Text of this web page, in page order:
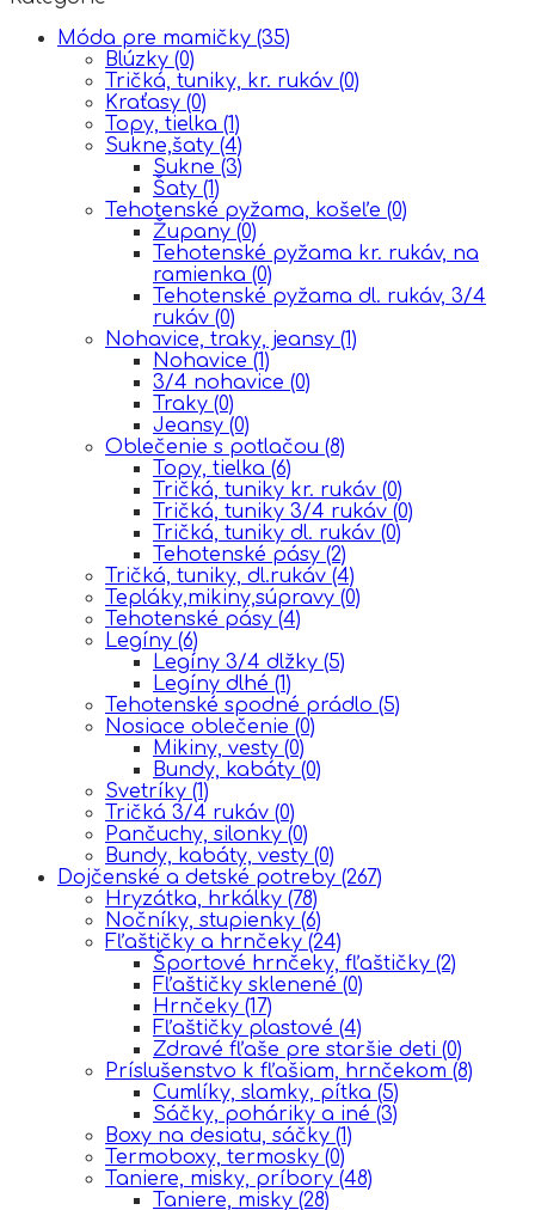
Móda pre mamičky (35)
Blúzky (0)
Tričká, tuniky, kr. rukáv (0)
Kraťasy (0)
Topy, tielka (1)
Sukne,šaty (4)
Sukne (3)
Šaty (1)
Tehotenské pyžama, košeľe (0)
Župany (0)
Tehotenské pyžama kr. rukáv, na
ramienka (0)
Tehotenské pyžama dl. rukáv, 3/4
rukáv (0)
Nohavice, traky, jeansy (1)
Nohavice (1)
3/4 nohavice (0)
Traky (0)
Jeansy (0)
Oblečenie s potlačou (8)
Topy, tielka (6)
Tričká, tuniky kr. rukáv (0)
Tričká, tuniky 3/4 rukáv (0)
Tričká, tuniky dl. rukáv (0)
Tehotenské pásy (2)
Tričká, tuniky, dl.rukáv (4)
Tepláky,mikiny,súpravy (0)
Tehotenské pásy (4)
Legíny (6)
Legíny 3/4 dlžky (5)
Legíny dlhé (1)
Tehotenské spodné prádlo (5)
Nosiace oblečenie (0)
Mikiny, vesty (0)
Bundy, kabáty (0)
Svetríky (1)
Tričká 3/4 rukáv (0)
Pančuchy, silonky (0)
Bundy, kabáty, vesty (0)
Dojčenské a detské potreby (267)
Hryzátka, hrkálky (78)
Nočníky, stupienky (6)
Fľaštičky a hrnčeky (24)
Športové hrnčeky, fľaštičky (2)
Fľaštičky sklenené (0)
Hrnčeky (17)
Fľaštičky plastové (4)
Zdravé fľaše pre staršie deti (0)
Príslušenstvo k fľašiam, hrnčekom (8)
Cumlíky, slamky, pítka (5)
Sáčky, poháriky a iné (3)
Boxy na desiatu, sáčky (1)
Termoboxy, termosky (0)
Taniere, misky, príbory (48)
Taniere, misky (28)